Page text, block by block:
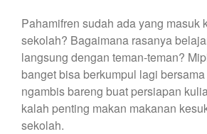
Pahamifren sudah ada yang masuk
sekolah? Bagaimana rasanya
langsung dengan teman-teman?
banget bisa berkumpul lagi
ngambis bareng buat persiapan
kalah penting makan makanan
sekolah.